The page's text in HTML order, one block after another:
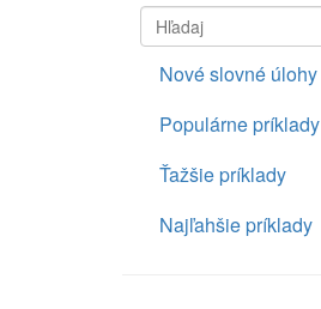
Nové slovné úlohy
Populárne príklady
Ťažšie príklady
Najľahšie príklady